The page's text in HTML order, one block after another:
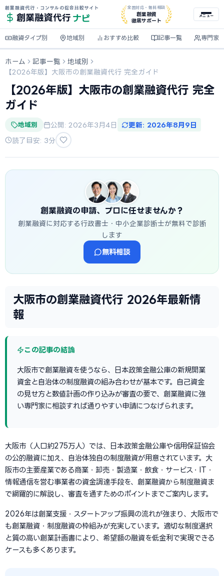
創業融資代行・コンサルの総合比較サイト
創業融資代行 ナビ
全国対応・無料相談
創業融資
徹底サポート
メニュー
融資タイプ別 地域別 おすすめ比較 記事一覧 専門家
ホーム 記事一覧
地域別
【2026年版】大阪市の創業融資代行 完全ガイド
【2026年版】大阪市の創業融資代行 完全
ガイド
地域別 公開: 2026年3月4日 更新: 2026年8月9日
読了目安: 3分
創業融資の申請、プロに任せませんか？
創業融資に対応する行政書士・中小企業診断士が無料で診断
します
無料相談
大阪市の創業融資代行 2026年最新情
報
この記事の結論
大阪市で創業融資を使うなら、日本政策金融公庫の新規開業
資金と自治体の制度融資の組み合わせが基本です。自己資金
の見せ方と数値計画の作り込みが審査の要で、創業融資に強
い専門家に相談すれば通りやすい申請につなげられます。
大阪市（人口約275万人）では、日本政策金融公庫や信用保証協会
の公的融資に加え、自治体独自の制度融資が用意されています。大
阪市の主要産業である商業・卸売・製造業・飲食・サービス・IT・
情報通信を営む事業者の資金調達手段を、創業融資から制度融資ま
で網羅的に解説し、審査を通すためのポイントまでご案内します。
2026年は創業支援・スタートアップ振興の流れが強まり、大阪市で
も創業融資・制度融資の枠組みが充実しています。適切な制度選択
と質の高い創業計画書により、希望額の融資を低金利で実現できる
ケースも多くあります。